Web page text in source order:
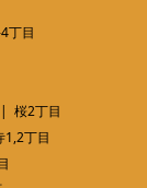
丁目
桜2丁目
1,2丁目